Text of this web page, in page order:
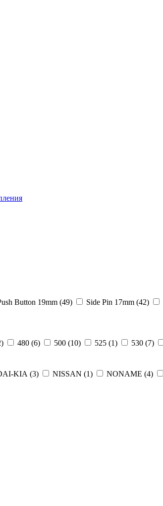
Button 19mm (49) Side Pin 17mm (42)
) 480 (6) 500 (10) 525 (1) 530 (7)
KIA (3) NISSAN (1) NONAME (4)